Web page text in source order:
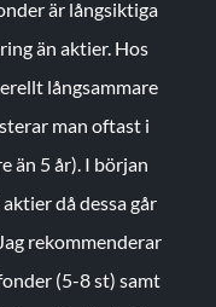
är långsiktiga
än aktier. Hos
långsammare
man oftast i
än 5 år). I början
då dessa går
rekommenderar
(5-8 st) samt